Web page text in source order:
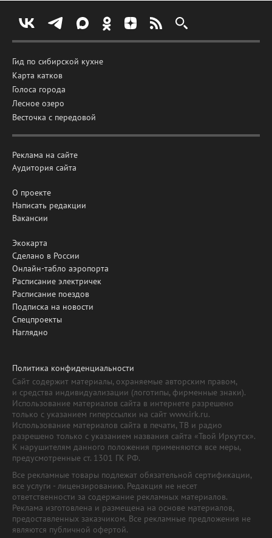
Гид по сибирской кухне
Карта катков
Голоса города
Лесное озеро
Весточка с передовой
Реклама на сайте
Аудитория сайта
О проекте
Написать редакции
Вакансии
Экокарта
Сделано в России
Онлайн-табло аэропорта
Расписание электричек
Расписание поездов
Подписка на новости
Спецпроекты
Наглядно
Политика конфиденциальности
Сайт содержит материалы, охраняемые авторским правом,
и средства индивидуализации (логотипы, фирменные знаки).
Использование материалов сайта в интернете разрешено
только с указанием гиперссылки на сайт www.irk.ru.
Использование материалов сайта в печати, ТВ и радио
разрешено только с указанием названия сайта «Твой Иркутск».
К нарушителям данного положения применяются все меры,
предусмотренные ст. 1301 ГК РФ.
Все рекламные товары подлежат обязательной сертификации,
все услуги - лицензированию. Редакция не несет
ответственности за содержание рекламных материалов.
Реклама изготовлена и размещена на основе материалов,
предоставленных заказчиком. Все рекламные предложения не
являются публичной офертой.